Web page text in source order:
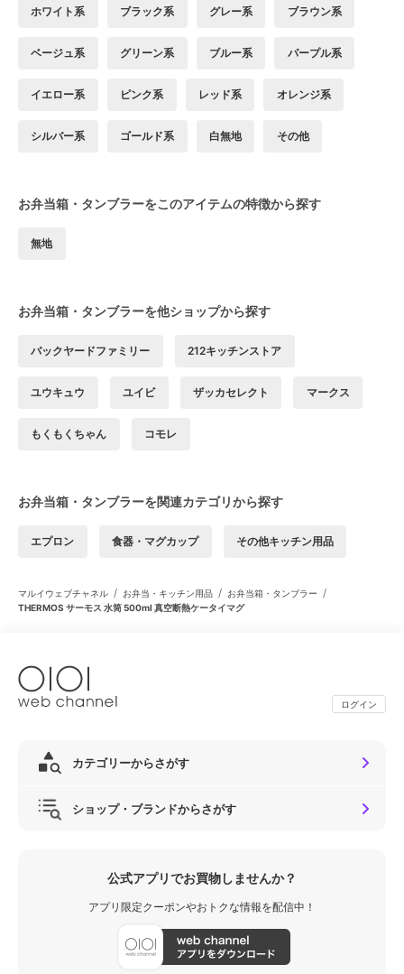
ホワイト系 ブラック系 グレー系 ブラウン系
ベージュ系 グリーン系 ブルー系 パープル系
イエロー系 ピンク系 レッド系 オレンジ系
シルバー系 ゴールド系 白無地 その他
お弁当箱・タンブラーをこのアイテムの特徴から探す
無地
お弁当箱・タンブラーを他ショップから探す
バックヤードファミリー 212キッチンストア
ユウキュウ ユイビ ザッカセレクト マークス
もくもくちゃん コモレ
お弁当箱・タンブラーを関連カテゴリから探す
エプロン 食器・マグカップ その他キッチン用品
マルイウェブチャネル / お弁当・キッチン用品 / お弁当箱・タンブラー /
THERMOS サーモス 水筒 500ml 真空断熱ケータイマグ
ログイン
カテゴリーからさがす
ショップ・ブランドからさがす
公式アプリでお買物しませんか？
アプリ限定クーポンやおトクな情報を配信中！